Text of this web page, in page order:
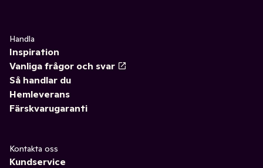
Handla
Inspiration
Vanliga frågor och svar
Så handlar du
Hemleverans
Färskvarugaranti
Kontakta oss
Kundservice